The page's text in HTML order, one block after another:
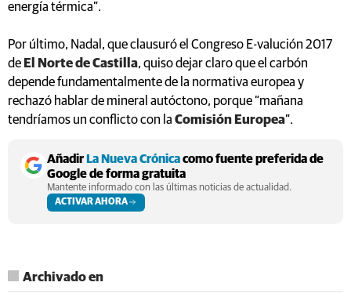
energía térmica”.
Por último, Nadal, que clausuró el Congreso E-valución 2017
de El Norte de Castilla, quiso dejar claro que el carbón
depende fundamentalmente de la normativa europea y
rechazó hablar de mineral autóctono, porque “mañana
tendríamos un conflicto con la Comisión Europea”.
AñadirLa Nueva Crónicacomo fuente preferida de
Google de forma gratuita
Mantente informado con las últimas noticias de actualidad.
ACTIVAR AHORA
Archivado en